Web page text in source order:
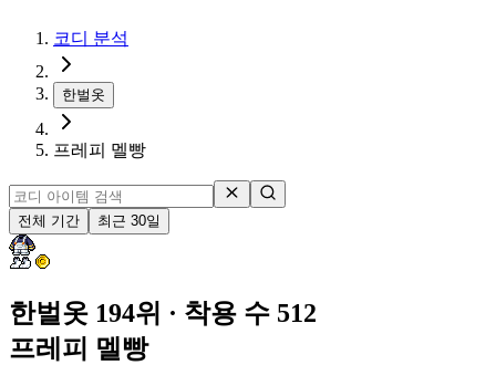
코디 분석
한벌옷
프레피 멜빵
전체 기간 최근 30일
한벌옷 194위 · 착용 수 512
프레피 멜빵